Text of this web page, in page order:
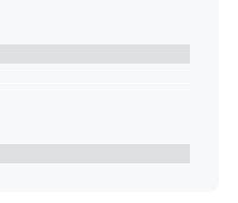
。